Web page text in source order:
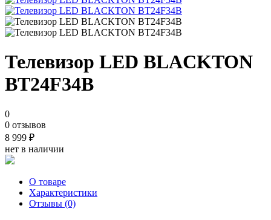
Телевизор LED BLACKTON
BT24F34B
0
0 отзывов
8 999 ₽
нет в наличии
О товаре
Характеристики
Отзывы (0)